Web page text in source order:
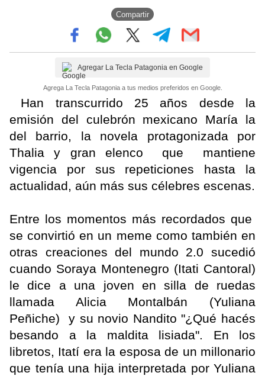
Compartir
Agregar La Tecla Patagonia en Google
Agrega La Tecla Patagonia a tus medios preferidos en Google.
Han transcurrido 25 años desde la
emisión del culebrón mexicano María la
del barrio, la novela protagonizada por
Thalia y gran elenco que mantiene
vigencia por sus repeticiones hasta la
actualidad, aún más sus célebres escenas.
Entre los momentos más recordados que
se convirtió en un meme como también en
otras creaciones del mundo 2.0 sucedió
cuando Soraya Montenegro (Itati Cantoral)
le dice a una joven en silla de ruedas
llamada Alicia Montalbán (Yuliana
Peñiche) y su novio Nandito "¿Qué hacés
besando a la maldita lisiada". En los
libretos, Itatí era la esposa de un millonario
que tenía una hija interpretada por Yuliana